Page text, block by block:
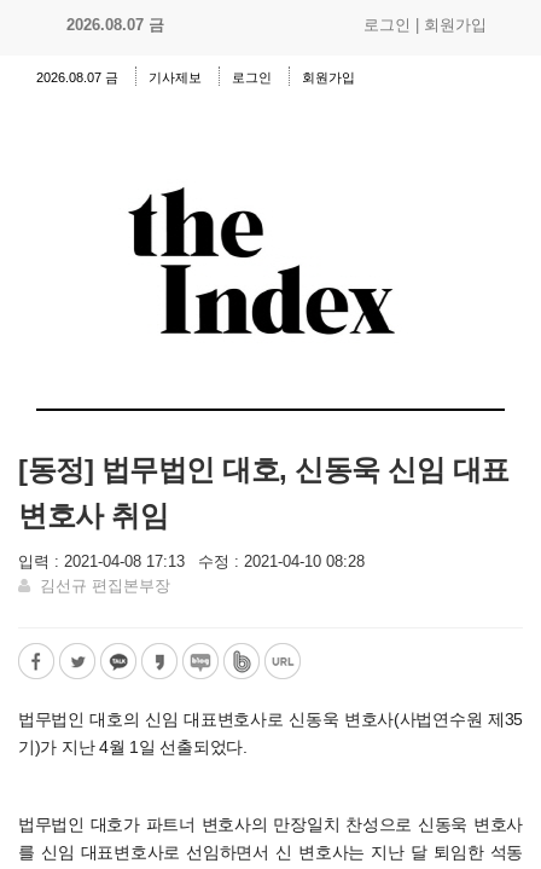
2026.08.07 금 로그인 회원가입
2026.08.07 금 기사제보 로그인 회원가입
[동정] 법무법인 대호, 신동욱 신임 대표
변호사 취임
입력 : 2021-04-08 17:13
수정 : 2021-04-10 08:28
김선규 편집본부장
법무법인 대호의 신임 대표변호사로 신동욱 변호사(사법연수원 제35
기)가 지난 4월 1일 선출되었다.
법무법인 대호가 파트너 변호사의 만장일치 찬성으로 신동욱 변호사
를 신임 대표변호사로 선임하면서 신 변호사는 지난 달 퇴임한 석동